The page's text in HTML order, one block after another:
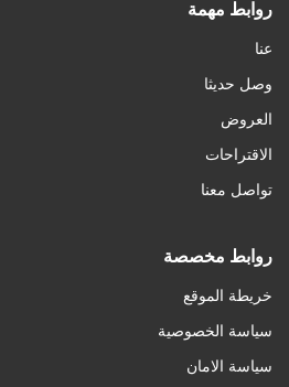
لا يوجد كمية بالمخزن
روابط مهمة
عنا
وصل حديثا
العروض
الاقتراحات
تواصل معنا
روابط مخصصة
خريطة الموقع
سياسة الخصوصية
سياسة الامان